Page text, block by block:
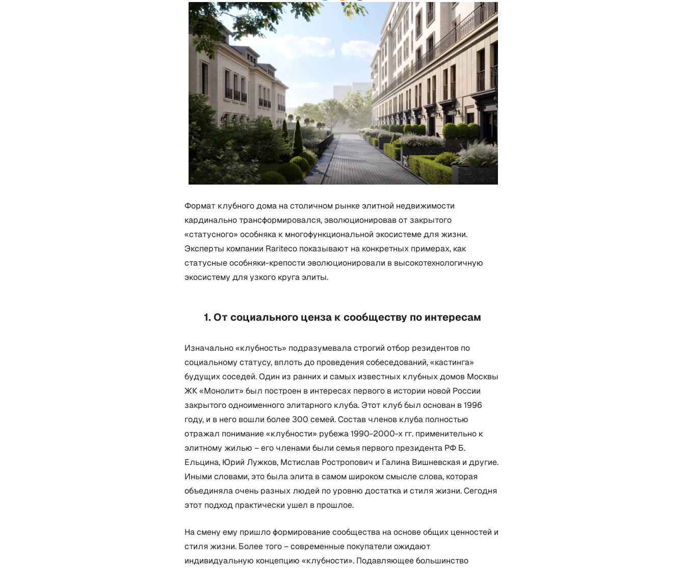
Формат клубного дома на столичном рынке элитной недвижимости
кардинально трансформировался, эволюционировав от закрытого
«статусного» особняка к многофункциональной экосистеме для жизни.
Эксперты компании Rariteco показывают на конкретных примерах, как
статусные особняки-крепости эволюционировали в высокотехнологичную
экосистему для узкого круга элиты.
1. От социального ценза к сообществу по интересам
Изначально «клубность» подразумевала строгий отбор резидентов по
социальному статусу, вплоть до проведения собеседований, «кастинга»
будущих соседей. Один из ранних и самых известных клубных домов Москвы
ЖК «Монолит» был построен в интересах первого в истории новой России
закрытого одноименного элитарного клуба. Этот клуб был основан в 1996
году, и в него вошли более 300 семей. Состав членов клуба полностью
отражал понимание «клубности» рубежа 1990-2000-х гг. применительно к
элитному жилью – его членами были семья первого президента РФ Б.
Ельцина, Юрий Лужков, Мстислав Ростропович и Галина Вишневская и другие.
Иными словами, это была элита в самом широком смысле слова, которая
объединяла очень разных людей по уровню достатка и стиля жизни. Сегодня
этот подход практически ушел в прошлое.
На смену ему пришло формирование сообщества на основе общих ценностей и
стиля жизни. Более того – современные покупатели ожидают
индивидуальную концепцию «клубности». Подавляющее большинство